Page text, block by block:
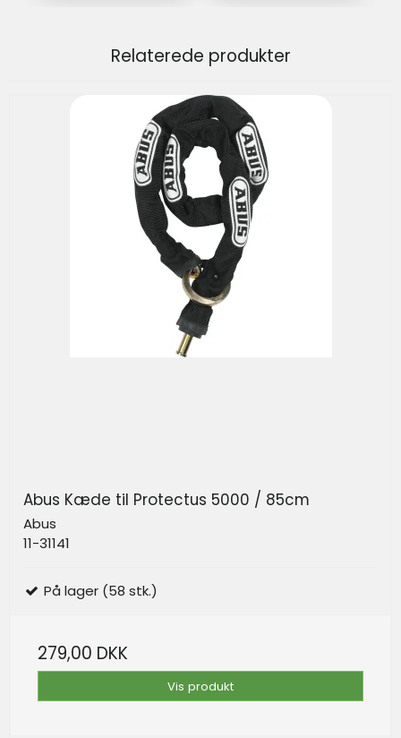
Relaterede produkter
Abus Kæde til Protectus 5000 / 85cm
Abus
11-31141
På lager (58 stk.)
279,00 DKK
Vis produkt